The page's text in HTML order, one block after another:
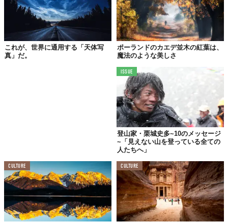
これが、世界に通用する「天体写
真」だ。
ポーランドのカエデ並木の紅葉は、
魔法のような美しさ
ISSUE
登山家・栗城史多~10のメッセージ
~「見えない山を登っている全ての
人たちへ」
CULTURE CULTURE